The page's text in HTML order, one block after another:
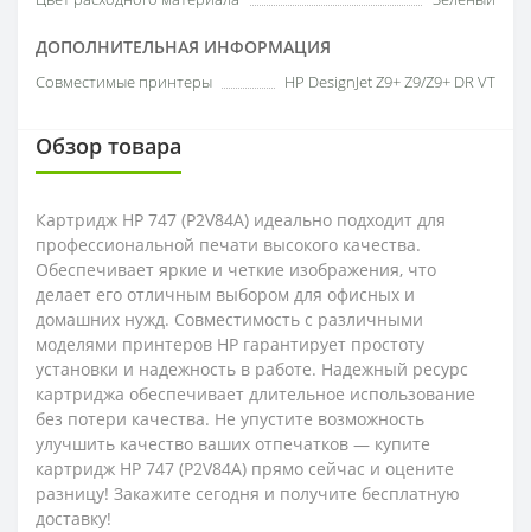
ДОПОЛНИТЕЛЬНАЯ ИНФОРМАЦИЯ
Совместимые принтеры HP DesignJet Z9+ Z9/Z9+ DR VT
Обзор товара
Картридж HP 747 (P2V84A) идеально подходит для
профессиональной печати высокого качества.
Обеспечивает яркие и четкие изображения, что
делает его отличным выбором для офисных и
домашних нужд. Совместимость с различными
моделями принтеров HP гарантирует простоту
установки и надежность в работе. Надежный ресурс
картриджа обеспечивает длительное использование
без потери качества. Не упустите возможность
улучшить качество ваших отпечатков — купите
картридж HP 747 (P2V84A) прямо сейчас и оцените
разницу! Закажите сегодня и получите бесплатную
доставку!